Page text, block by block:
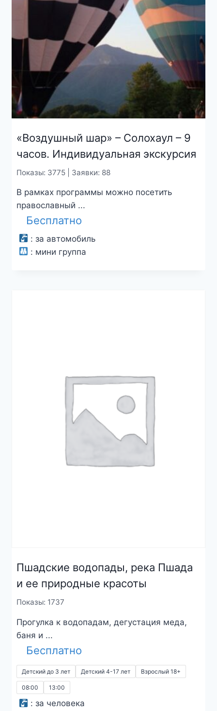
«Воздушный шар» – Солохаул – 9
часов. Индивидуальная экскурсия
Показы: 3775 | Заявки: 88
В рамках программы можно посетить
православный ...
Бесплатно
: за автомобиль
: мини группа
Пшадские водопады, река Пшада
и ее природные красоты
Показы: 1737
Прогулка к водопадам, дегустация меда,
баня и ...
Бесплатно
Детский до 3 лет Детский 4-17 лет Взрослый 18+
08:00 13:00
: за человека